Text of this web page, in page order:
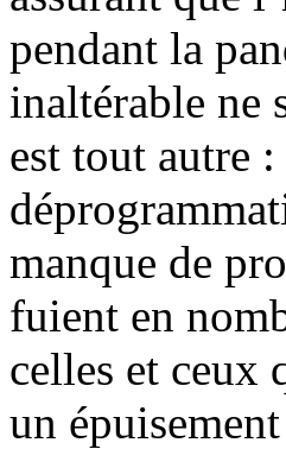
pendant la
inaltérable ne
est tout autre
manque de
fuient en
celles et ceux
un